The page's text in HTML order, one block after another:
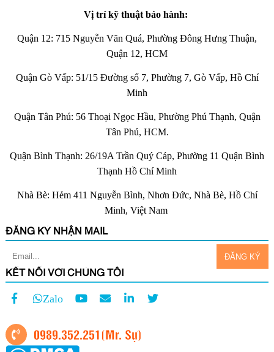
Vị trí kỹ thuật bảo hành:
Quận 12: 715 Nguyễn Văn Quá, Phường Đông Hưng Thuận,
Quận 12, HCM
Quận Gò Vấp: 51/15 Đường số 7, Phường 7, Gò Vấp, Hồ Chí
Minh
Quận Tân Phú: 56 Thoại Ngọc Hầu, Phường Phú Thạnh, Quận
Tân Phú, HCM.
Quận Bình Thạnh: 26/19A Trần Quý Cáp, Phường 11 Quận Bình
Thạnh Hồ Chí Minh
Nhà Bè: Hẻm 411 Nguyễn Bình, Nhơn Đức, Nhà Bè, Hồ Chí
Minh, Việt Nam
ĐĂNG KÝ NHẬN MAIL
KẾT NỐI VỚI CHÚNG TÔI
Zalo
0989.352.251(Mr. Sự)